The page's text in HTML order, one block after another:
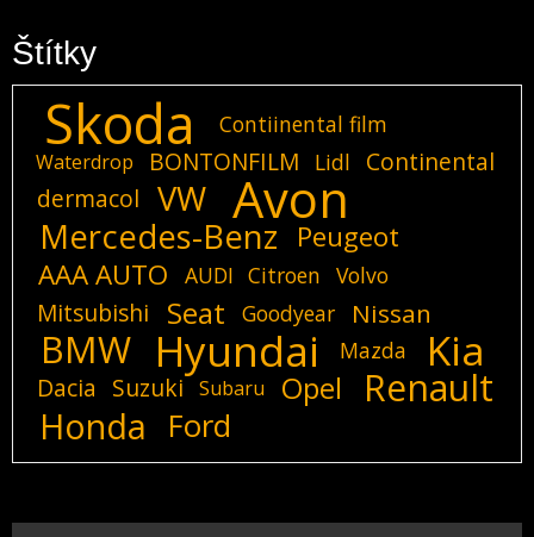
Štítky
Skoda Contiinental film
Waterdrop BONTONFILM Lidl
Continental
dermacol
VW Avon
Mercedes-Benz
Peugeot
AAA AUTO
AUDI Citroen Volvo
Mitsubishi Seat Goodyear Nissan
BMW Hyundai Mazda Kia
Dacia Suzuki Subaru Opel Renault
Honda Ford